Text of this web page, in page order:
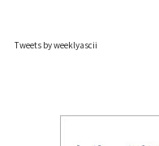
Tweets by weeklyascii